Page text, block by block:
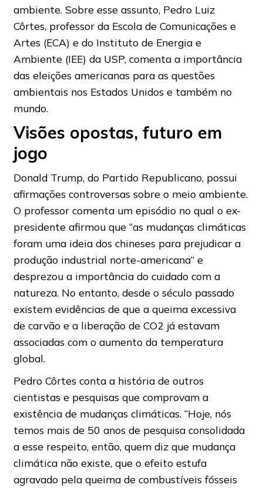
ambiente. Sobre esse assunto, Pedro Luiz
Côrtes, professor da Escola de Comunicações e
Artes (ECA) e do Instituto de Energia e
Ambiente (IEE) da USP, comenta a importância
das eleições americanas para as questões
ambientais nos Estados Unidos e também no
mundo.
Visões opostas, futuro em
jogo
Donald Trump, do Partido Republicano, possui
afirmações controversas sobre o meio ambiente.
O professor comenta um episódio no qual o ex-
presidente afirmou que “as mudanças climáticas
foram uma ideia dos chineses para prejudicar a
produção industrial norte-americana” e
desprezou a importância do cuidado com a
natureza. No entanto, desde o século passado
existem evidências de que a queima excessiva
de carvão e a liberação de CO2 já estavam
associadas com o aumento da temperatura
global.
Pedro Côrtes conta a história de outros
cientistas e pesquisas que comprovam a
existência de mudanças climáticas. “Hoje, nós
temos mais de 50 anos de pesquisa consolidada
a esse respeito, então, quem diz que mudança
climática não existe, que o efeito estufa
agravado pela queima de combustíveis fósseis